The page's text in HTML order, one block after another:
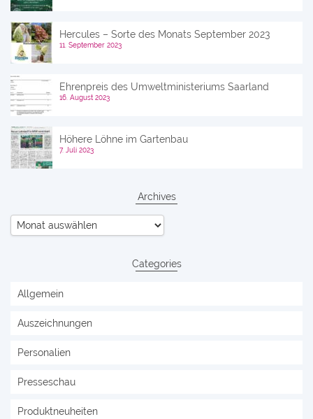
Hercules – Sorte des Monats September 2023
11. September 2023
Ehrenpreis des Umweltministeriums Saarland
16. August 2023
Höhere Löhne im Gartenbau
7. Juli 2023
Archives
Archives
Categories
Allgemein
Auszeichnungen
Personalien
Presseschau
Produktneuheiten